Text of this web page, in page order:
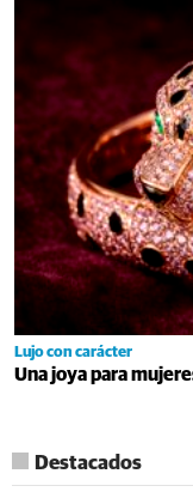
Lujo con carácter
Una joya para
Destacados